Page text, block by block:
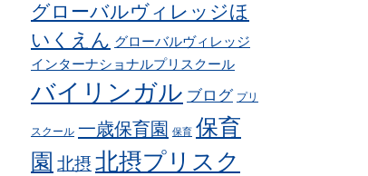
グローバルヴィレッジほ
いくえん グローバルヴィレッジ
インターナショナルプリスクール
バイリンガル ブログ プリ
スクール 一歳保育園 保育 保育
園 北摂 北摂プリスク